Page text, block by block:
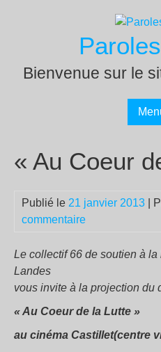
Bienvenue sur le
« Au Coeur
Publié le 21 janvier 2013 |
commentaire
Le collectif 66 de soutien à
Landes
vous invite à la projection du
« Au Coeur de la Lutte »
au cinéma Castillet(centre